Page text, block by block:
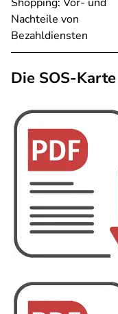
Nachteile von
Bezahldiensten
Die SOS-